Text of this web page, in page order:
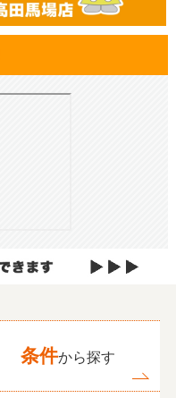
条件から探す